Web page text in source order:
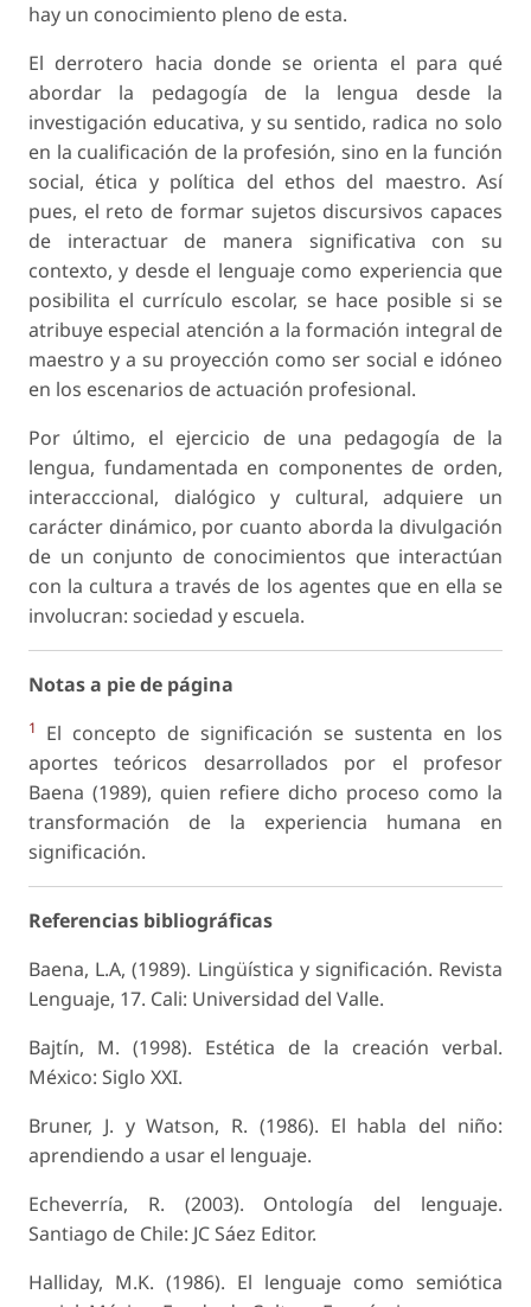
hay un conocimiento pleno de esta.
El derrotero hacia donde se orienta el para qué
abordar la pedagogía de la lengua desde la
investigación educativa, y su sentido, radica no solo
en la cualificación de la profesión, sino en la función
social, ética y política del ethos del maestro. Así
pues, el reto de formar sujetos discursivos capaces
de interactuar de manera significativa con su
contexto, y desde el lenguaje como experiencia que
posibilita el currículo escolar, se hace posible si se
atribuye especial atención a la formación integral de
maestro y a su proyección como ser social e idóneo
en los escenarios de actuación profesional.
Por último, el ejercicio de una pedagogía de la
lengua, fundamentada en componentes de orden,
interacccional, dialógico y cultural, adquiere un
carácter dinámico, por cuanto aborda la divulgación
de un conjunto de conocimientos que interactúan
con la cultura a través de los agentes que en ella se
involucran: sociedad y escuela.
Notas a pie de página
1
El concepto de significación se sustenta en los
aportes teóricos desarrollados por el profesor
Baena (1989), quien refiere dicho proceso como la
transformación de la experiencia humana en
significación.
Referencias bibliográficas
Baena, L.A, (1989). Lingüística y significación. Revista
Lenguaje, 17. Cali: Universidad del Valle.
Bajtín, M. (1998). Estética de la creación verbal.
México: Siglo XXI.
Bruner, J. y Watson, R. (1986). El habla del niño:
aprendiendo a usar el lenguaje.
Echeverría, R. (2003). Ontología del lenguaje.
Santiago de Chile: JC Sáez Editor.
Halliday, M.K. (1986). El lenguaje como semiótica